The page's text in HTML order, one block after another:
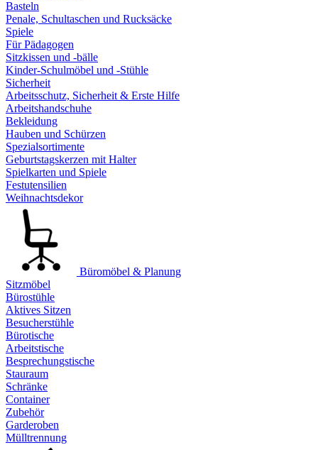
Basteln
Penale, Schultaschen und Rucksäcke
Spiele
Für Pädagogen
Sitzkissen und -bälle
Kinder-Schulmöbel und -Stühle
Sicherheit
Arbeitsschutz, Sicherheit & Erste Hilfe
Arbeitshandschuhe
Bekleidung
Hauben und Schürzen
Spezialsortimente
Geburtstagskerzen mit Halter
Spielkarten und Spiele
Festutensilien
Weihnachtsdekor
Büromöbel & Planung
Sitzmöbel
Bürostühle
Aktives Sitzen
Besucherstühle
Bürotische
Arbeitstische
Besprechungstische
Stauraum
Schränke
Container
Zubehör
Garderoben
Mülltrennung